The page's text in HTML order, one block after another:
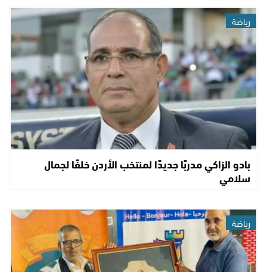
رياضة
بادو الزاكي مدربًا جديدًا لمنتخب الأردن خلفًا لجمال
سلامي
رياضة